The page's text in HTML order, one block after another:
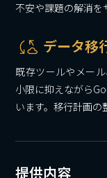
不安や課題の解消を
データ移
既存ツールやメー
小限に抑えながら
います。移行計画の
提供内容